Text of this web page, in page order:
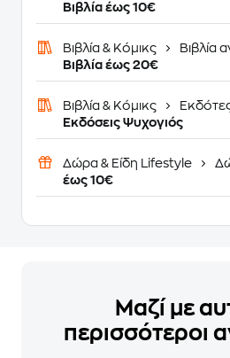
Βιβλία έως 10€
Βιβλία & Κόμικς
Βιβλία
Βιβλία έως 20€
Βιβλία & Κόμικς
Εκδόσεις Ψυχογιός
Δώρα & Είδη Lifestyle
έως 10€
Μαζί με
περισσότεροι